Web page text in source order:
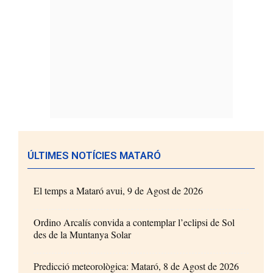
ÚLTIMES NOTÍCIES MATARÓ
El temps a Mataró avui, 9 de Agost de 2026
Ordino Arcalís convida a contemplar l’eclipsi de Sol
des de la Muntanya Solar
Predicció meteorològica: Mataró, 8 de Agost de 2026